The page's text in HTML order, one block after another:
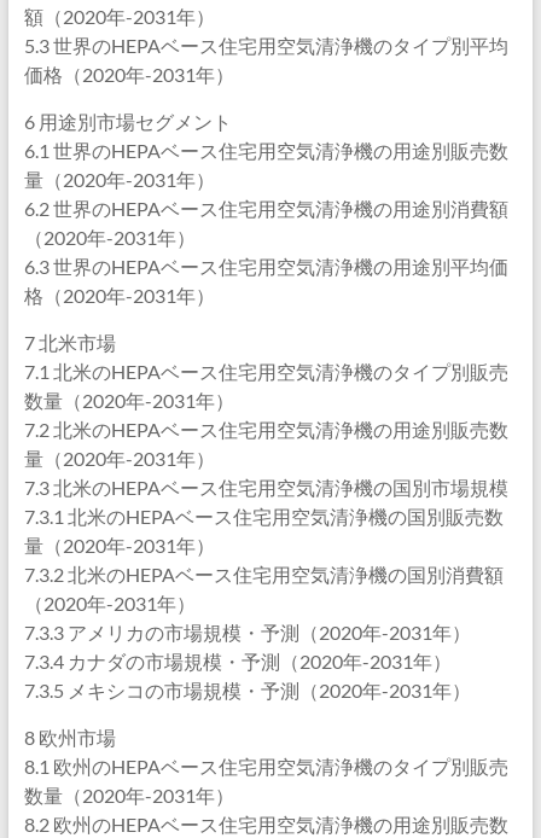
額（2020年-2031年）
5.3 世界のHEPAベース住宅用空気清浄機のタイプ別平均
価格（2020年-2031年）
6 用途別市場セグメント
6.1 世界のHEPAベース住宅用空気清浄機の用途別販売数
量（2020年-2031年）
6.2 世界のHEPAベース住宅用空気清浄機の用途別消費額
（2020年-2031年）
6.3 世界のHEPAベース住宅用空気清浄機の用途別平均価
格（2020年-2031年）
7 北米市場
7.1 北米のHEPAベース住宅用空気清浄機のタイプ別販売
数量（2020年-2031年）
7.2 北米のHEPAベース住宅用空気清浄機の用途別販売数
量（2020年-2031年）
7.3 北米のHEPAベース住宅用空気清浄機の国別市場規模
7.3.1 北米のHEPAベース住宅用空気清浄機の国別販売数
量（2020年-2031年）
7.3.2 北米のHEPAベース住宅用空気清浄機の国別消費額
（2020年-2031年）
7.3.3 アメリカの市場規模・予測（2020年-2031年）
7.3.4 カナダの市場規模・予測（2020年-2031年）
7.3.5 メキシコの市場規模・予測（2020年-2031年）
8 欧州市場
8.1 欧州のHEPAベース住宅用空気清浄機のタイプ別販売
数量（2020年-2031年）
8.2 欧州のHEPAベース住宅用空気清浄機の用途別販売数